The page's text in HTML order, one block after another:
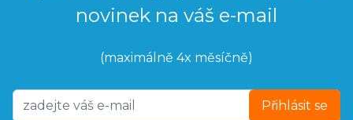
novinek na váš e-mail
(maximálně 4x měsíčně)
Přihlásit se